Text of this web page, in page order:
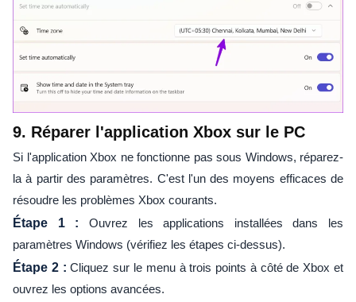
9. Réparer l'application Xbox sur le PC
Si l'application Xbox ne fonctionne pas sous Windows, réparez-
la à partir des paramètres. C'est l'un des moyens efficaces de
résoudre les problèmes Xbox courants.
Étape 1 : Ouvrez les applications installées dans les
paramètres Windows (vérifiez les étapes ci-dessus).
Étape 2 : Cliquez sur le menu à trois points à côté de Xbox et
ouvrez les options avancées.